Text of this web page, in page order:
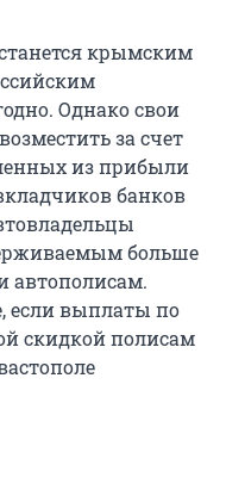
крымским
Однако свои
за счет
из прибыли
банков
больше
автополисам.
если выплаты по
скидкой полисам